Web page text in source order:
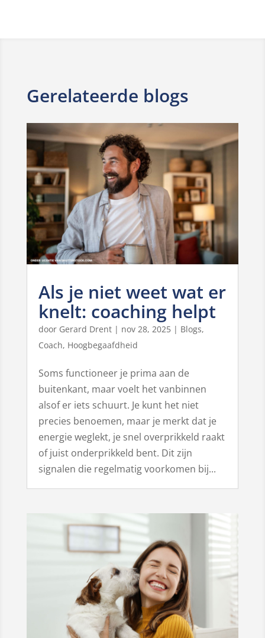
Gerelateerde blogs
Als je niet weet wat er
knelt: coaching helpt
door Gerard Drent| nov 28, 2025| Blogs,
Coach, Hoogbegaafdheid
Soms functioneer je prima aan de
buitenkant, maar voelt het vanbinnen
alsof er iets schuurt. Je kunt het niet
precies benoemen, maar je merkt dat je
energie weglekt, je snel overprikkeld raakt
of juist onderprikkeld bent. Dit zijn
signalen die regelmatig voorkomen bij...